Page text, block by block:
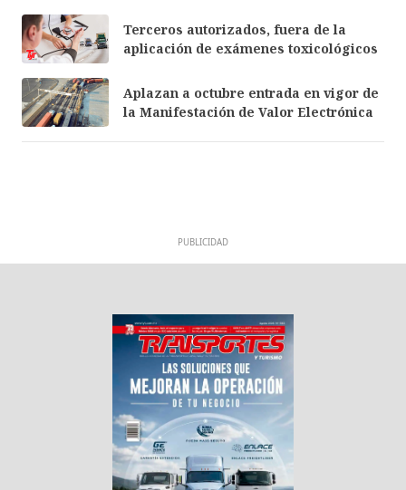
Terceros autorizados, fuera de la
aplicación de exámenes toxicológicos
Aplazan a octubre entrada en vigor de
la Manifestación de Valor Electrónica
PUBLICIDAD